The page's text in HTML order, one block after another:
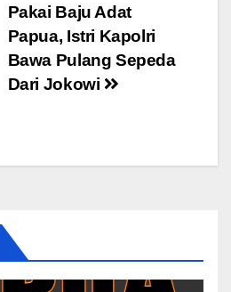
Pakai Baju Adat
Papua, Istri Kapolri
Bawa Pulang Sepeda
Dari Jokowi